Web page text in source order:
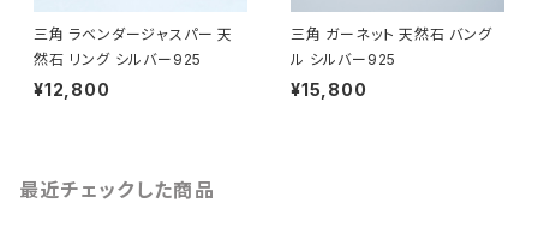
三角 ラベンダージャスパー 天
然石 リング シルバー925
¥12,800
三角 ガーネット 天然石 バング
ル シルバー925
¥15,800
最近チェックした商品